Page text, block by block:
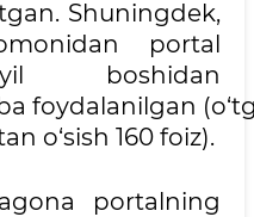
Shuningdek,
portal
boshidan
foydalanilgan
o‘sish 160 foiz).
portalning